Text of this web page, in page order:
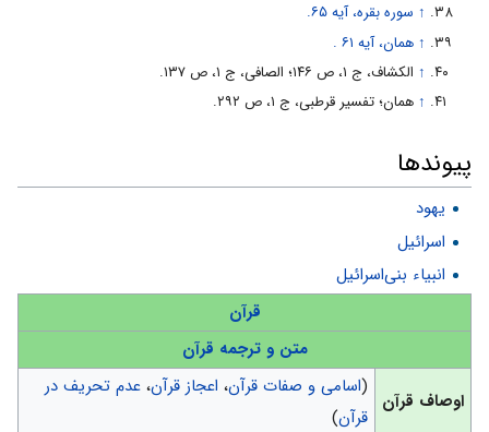
↑ سوره بقره، آیه ۶۵.
↑ همان، آیه ۶۱ .
↑ الکشاف، ج ۱، ص ۱۴۶؛ الصافى، ج ۱، ص ۱۳۷.
↑ همان؛ تفسیر قرطبى، ج ۱، ص ۲۹۲.
پیوندها
یهود
اسرائیل
انبیاء بنی‌اسرائیل
قرآن
متن و ترجمه قرآن
اوصاف قرآن
(اسامی و صفات قرآن، اعجاز قرآن، عدم تحریف در
قرآن)